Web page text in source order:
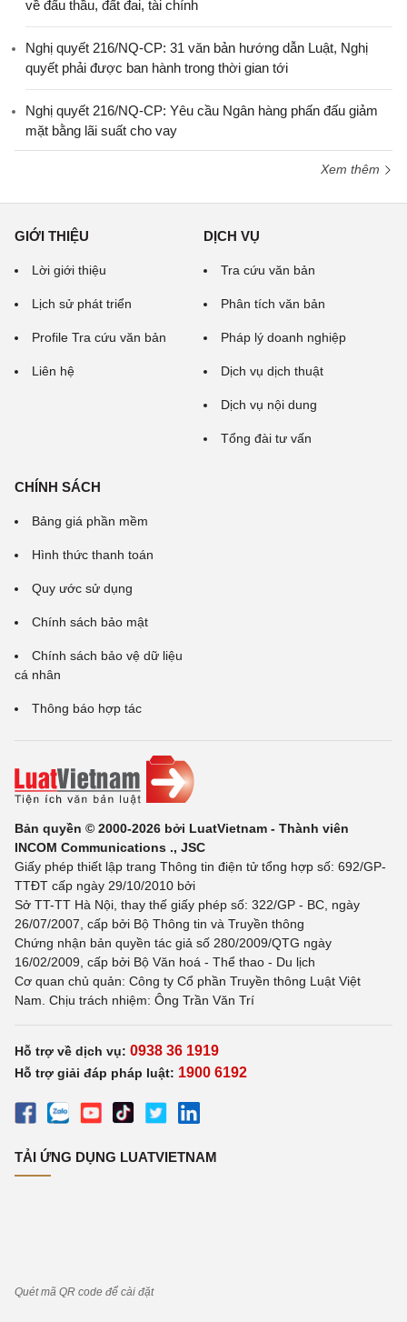
về đấu thầu, đất đai, tài chính
Nghị quyết 216/NQ-CP: 31 văn bản hướng dẫn Luật, Nghị
quyết phải được ban hành trong thời gian tới
Nghị quyết 216/NQ-CP: Yêu cầu Ngân hàng phấn đấu giảm
mặt bằng lãi suất cho vay
Xem thêm
GIỚI THIỆU
Lời giới thiệu
Lịch sử phát triển
Profile Tra cứu văn bản
Liên hệ
DỊCH VỤ
Tra cứu văn bản
Phân tích văn bản
Pháp lý doanh nghiệp
Dịch vụ dịch thuật
Dịch vụ nội dung
Tổng đài tư vấn
CHÍNH SÁCH
Bảng giá phần mềm
Hình thức thanh toán
Quy ước sử dụng
Chính sách bảo mật
Chính sách bảo vệ dữ liệu
cá nhân
Thông báo hợp tác
Bản quyền © 2000-2026 bởi LuatVietnam - Thành viên
INCOM Communications ., JSC
Giấy phép thiết lập trang Thông tin điện tử tổng hợp số: 692/GP-
TTĐT cấp ngày 29/10/2010 bởi
Sở TT-TT Hà Nội, thay thế giấy phép số: 322/GP - BC, ngày
26/07/2007, cấp bởi Bộ Thông tin và Truyền thông
Chứng nhận bản quyền tác giả số 280/2009/QTG ngày
16/02/2009, cấp bởi Bộ Văn hoá - Thể thao - Du lịch
Cơ quan chủ quản: Công ty Cổ phần Truyền thông Luật Việt
Nam. Chịu trách nhiệm: Ông Trần Văn Trí
Hỗ trợ về dịch vụ: 0938 36 1919
Hỗ trợ giải đáp pháp luật: 1900 6192
TẢI ỨNG DỤNG LUATVIETNAM
Quét mã QR code để cài đặt